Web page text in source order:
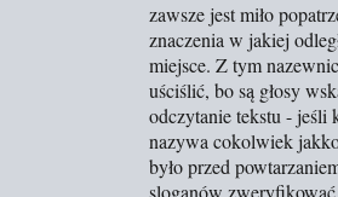
zawsze jest miło
znaczenia w jakiej
miejsce. Z tym
uściślić, bo są głosy
odczytanie tekstu - jeśli
nazywa cokolwiek
było przed
sloganów